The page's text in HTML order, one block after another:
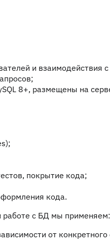
и взаимодействия
8+, размещены на
покрытие кода;
кода.
работе с БД мы применяем:
от конкретного